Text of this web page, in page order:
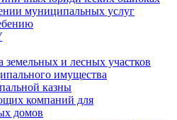
муниципальных услуг
земельных и лесных участков
имущества
казны
компаний для
домов